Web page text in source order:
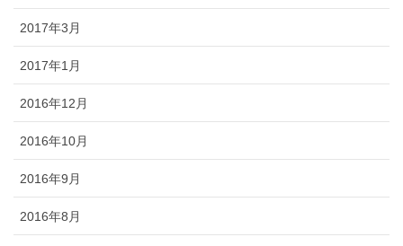
2017年3月
2017年1月
2016年12月
2016年10月
2016年9月
2016年8月